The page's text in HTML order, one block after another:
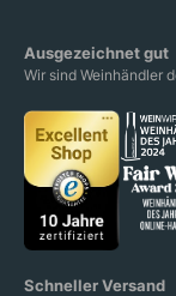
Ausgezeichnet gut
Wir sind Weinhändler
Schneller Versand